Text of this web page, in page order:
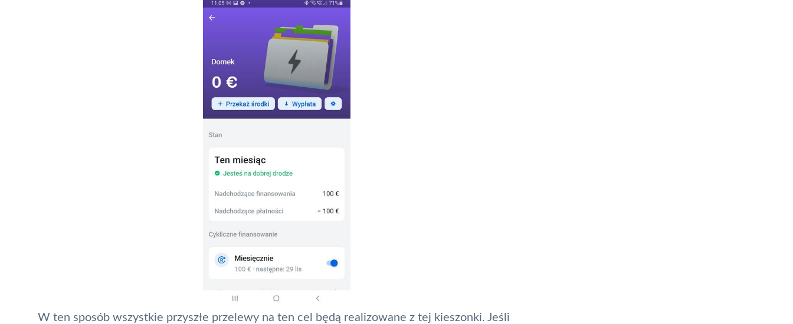
W ten sposób wszystkie przyszłe przelewy na ten cel będą realizowane z tej kieszonki. Jeśli